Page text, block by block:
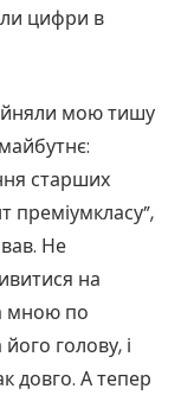
цифри в
мою тишу
старших
преміумкласу”,
Не
на
мною по
голову, і
довго. А тепер